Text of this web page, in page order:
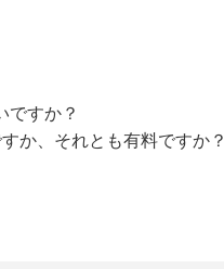
ですか？
か、それとも有料ですか？